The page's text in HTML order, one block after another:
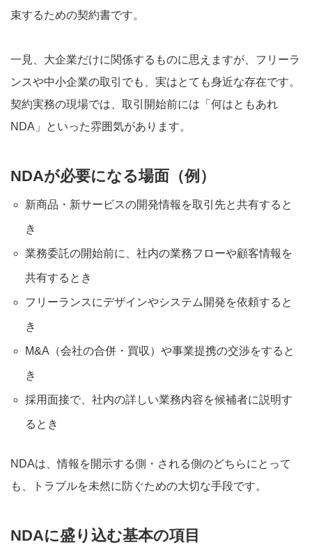
束するための契約書です。
一見、大企業だけに関係するものに思えますが、フリーラ
ンスや中小企業の取引でも、実はとても身近な存在です。
契約実務の現場では、取引開始前には「何はともあれ
NDA」といった雰囲気があります。
NDAが必要になる場面（例）
新商品・新サービスの開発情報を取引先と共有すると
き
業務委託の開始前に、社内の業務フローや顧客情報を
共有するとき
フリーランスにデザインやシステム開発を依頼すると
き
M&A（会社の合併・買収）や事業提携の交渉をすると
き
採用面接で、社内の詳しい業務内容を候補者に説明す
るとき
NDAは、情報を開示する側・される側のどちらにとって
も、トラブルを未然に防ぐための大切な手段です。
NDAに盛り込む基本の項目